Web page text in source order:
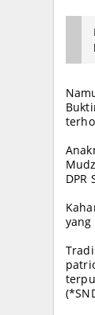
DPR